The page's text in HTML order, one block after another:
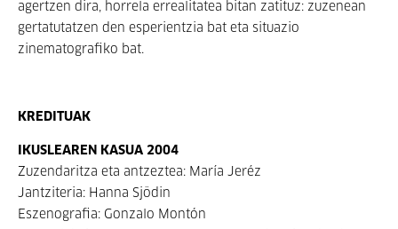
agertzen dira, horrela errealitatea bitan zatituz: zuzenean
gertatutatzen den esperientzia bat eta situazio
zinematografiko bat.
KREDITUAK
IKUSLEAREN KASUA 2004
Zuzendaritza eta antzeztea: María Jeréz
Jantziteria: Hanna Sjödin
Eszenografia: Gonzalo Montón